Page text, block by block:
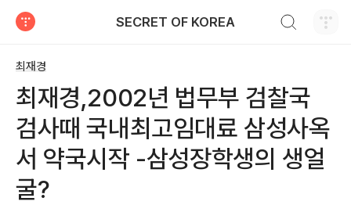
SECRET OF KOREA
최재경
최재경,2002년 법무부 검찰국
검사때 국내최고임대료 삼성사옥
서 약국시작 -삼성장학생의 생얼
굴?